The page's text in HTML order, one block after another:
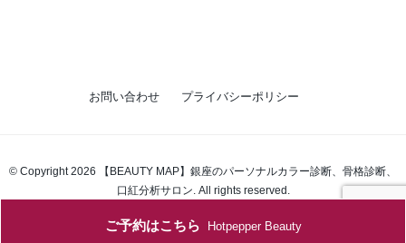
ご予約はこちら Hotpepper Beauty
お問い合わせ プライバシーポリシー
© Copyright 2026 【BEAUTY MAP】銀座のパーソナルカラー診断、骨格診断、
口紅分析サロン. All rights reserved.